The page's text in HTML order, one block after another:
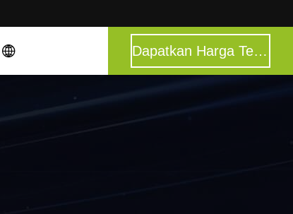
Dapatkan Harga Terbaik